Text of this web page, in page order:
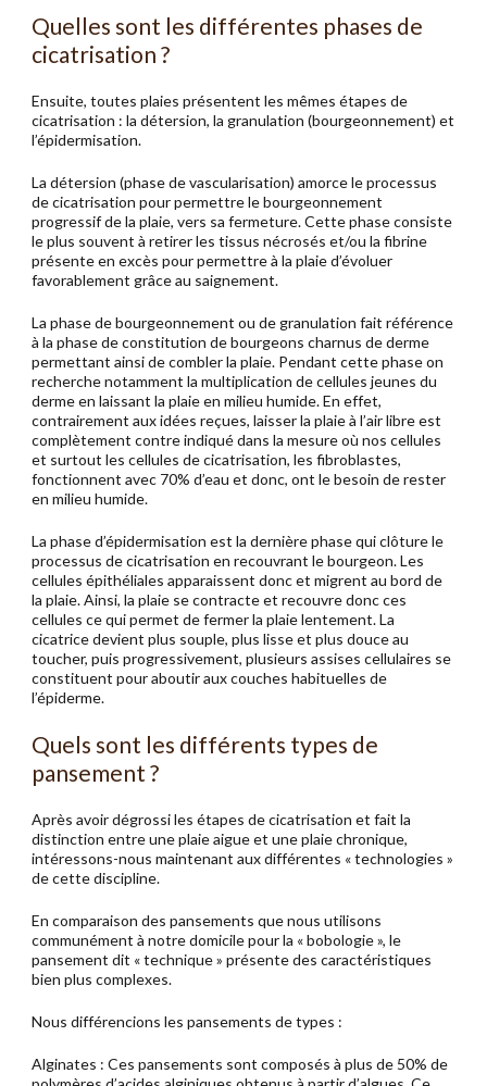
Quelles sont les différentes phases de
cicatrisation ?
Ensuite, toutes plaies présentent les mêmes étapes de
cicatrisation : la détersion, la granulation (bourgeonnement) et
l’épidermisation.
La détersion (phase de vascularisation) amorce le processus
de cicatrisation pour permettre le bourgeonnement
progressif de la plaie, vers sa fermeture. Cette phase consiste
le plus souvent à retirer les tissus nécrosés et/ou la fibrine
présente en excès pour permettre à la plaie d’évoluer
favorablement grâce au saignement.
La phase de bourgeonnement ou de granulation fait référence
à la phase de constitution de bourgeons charnus de derme
permettant ainsi de combler la plaie. Pendant cette phase on
recherche notamment la multiplication de cellules jeunes du
derme en laissant la plaie en milieu humide. En effet,
contrairement aux idées reçues, laisser la plaie à l’air libre est
complètement contre indiqué dans la mesure où nos cellules
et surtout les cellules de cicatrisation, les fibroblastes,
fonctionnent avec 70% d’eau et donc, ont le besoin de rester
en milieu humide.
La phase d’épidermisation est la dernière phase qui clôture le
processus de cicatrisation en recouvrant le bourgeon. Les
cellules épithéliales apparaissent donc et migrent au bord de
la plaie. Ainsi, la plaie se contracte et recouvre donc ces
cellules ce qui permet de fermer la plaie lentement. La
cicatrice devient plus souple, plus lisse et plus douce au
toucher, puis progressivement, plusieurs assises cellulaires se
constituent pour aboutir aux couches habituelles de
l’épiderme.
Quels sont les différents types de
pansement ?
Après avoir dégrossi les étapes de cicatrisation et fait la
distinction entre une plaie aigue et une plaie chronique,
intéressons-nous maintenant aux différentes « technologies »
de cette discipline.
En comparaison des pansements que nous utilisons
communément à notre domicile pour la « bobologie », le
pansement dit « technique » présente des caractéristiques
bien plus complexes.
Nous différencions les pansements de types :
Alginates : Ces pansements sont composés à plus de 50% de